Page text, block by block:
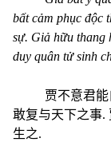
bất cảm phục độc
sự. Giả hữu thang
duy quân tử sinh
贾不意君
敢复与天下之事.
生之.